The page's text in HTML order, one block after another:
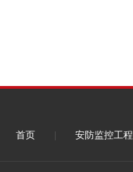
首页 安防监控工程